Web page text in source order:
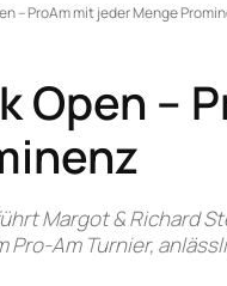
– ProAm mit jeder Menge
Open –
Margot & Richard
Am Turnier,